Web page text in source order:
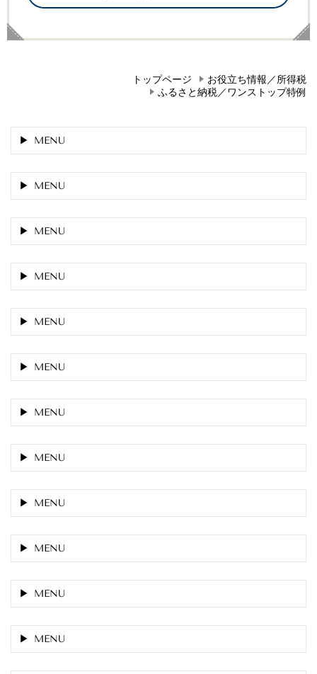
トップページ
お役立ち情報／所得税
ふるさと納税／ワンストップ特例
MENU
MENU
MENU
MENU
MENU
MENU
MENU
MENU
MENU
MENU
MENU
MENU